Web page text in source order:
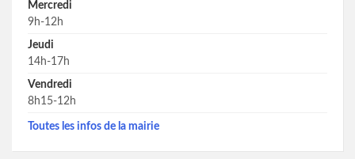
Mercredi
9h-12h
Jeudi
14h-17h
Vendredi
8h15-12h
Toutes les infos de la mairie